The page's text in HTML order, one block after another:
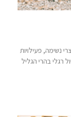
פעילויות
בהרי הגליל